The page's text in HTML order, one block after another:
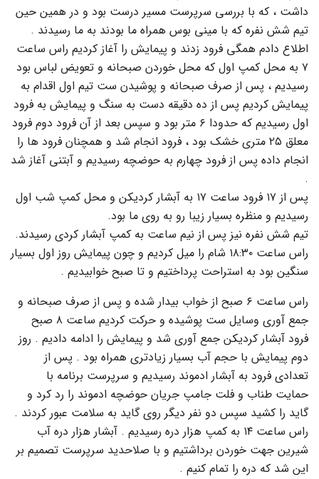
داشت ، که با بررسی سرپرست مسیر درست بود و در همین حین
تیم شش نفره که با مینی بوس همراه ما بودند به ما رسیدند .
اطلاع دادم همگی فرود زدند و پیمایش را آغاز کردیم راس ساعت
۷ به محل کمپ اول که محل خوردن صبحانه و تعویض لباس بود
رسیدیم ، پس از صرف صبحانه و پوشیدن ست تیم اول اقدام به
پیمایش کردیم پس از ده دقیقه دست به سنگ و پیمایش به فرود
اول رسیدیم که حدودا ۶ متر بود و سپس بعد از آن فرود دوم فرود
معلق ۲۵ متری خشک بود ، فرود انجام شد و همچنان فرود ها را
انجام داده پس از فرود چهارم به حوضچه رسیدیم و آبتنی آغاز شد
.
پس از ۱۷ فرود ساعت ۱۷ به آبشار کردیکن و محل کمپ شب اول
رسیدیم و منظره بسیار زیبا رو به روی ما بود.
تیم شش نفره نیز پس از نیم ساعت به کمپ آبشار کردی رسیدند.
راس ساعت ۱۸:۳۰ شام را میل کردیم و چون پیمایش روز اول بسیار
سنگین بود به استراحت پرداختیم و تا صبح خوابیدیم .
راس ساعت ۶ صبح از خواب بیدار شده و پس از صرف صبحانه و
جمع آوری وسایل ست پوشیده و حرکت کردیم ساعت ۸ صبح
فرود آبشار کردیکن جمع آوری شد و پیمایش را ادامه دادیم . روز
دوم پیمایش با حجم آب بسیار زیادتری همراه بود . پس از
تعدادی فرود به آبشار ادموند رسیدیم و سرپرست برنامه با
حمایت طناب و فلت جامپ جریان حوضچه ادموند را رد کرد و
گاید را کشید سپس دو نفر دیگر روی گاید به سلامت عبور کردند .
راس ساعت ۱۴ به کمپ هزار دره رسیدیم . آبشار هزار دره آب
شیرین جهت خوردن برداشتیم و با صلاحدید سرپرست تصمیم بر
این شد که دره را تمام کنیم .